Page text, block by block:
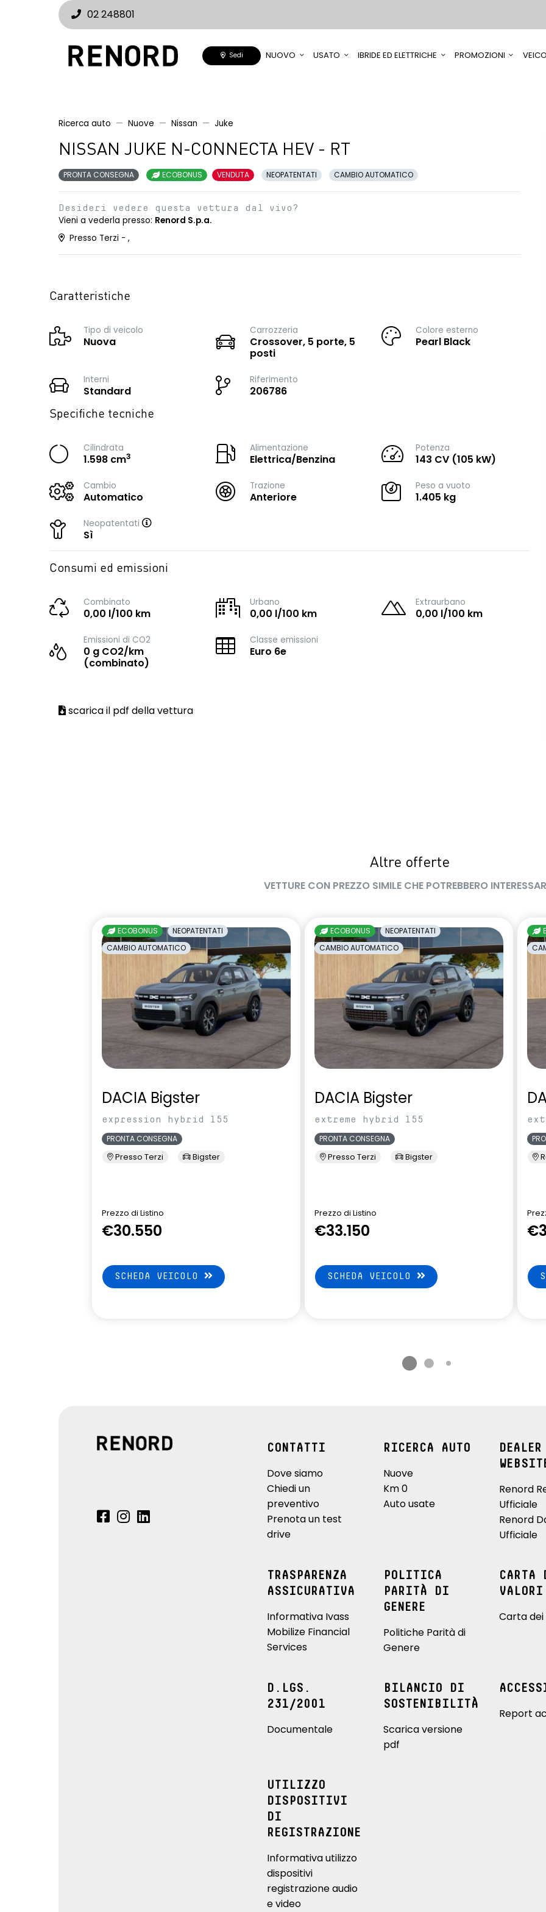
02 248801
Sedi NUOVO USATO IBRIDE ED ELETTRICHE PROMOZIONI
Ricerca auto Nuove Nissan Juke
NISSAN JUKE N-CONNECTA HEV - RT
PRONTA CONSEGNA ECOBONUS VENDUTA NEOPATENTATI CAMBIO AUTOMATICO
Desideri vedere questa vettura dal vivo?
Vieni a vederla presso: Renord S.p.a.
Presso Terzi - ,
Caratteristiche
Tipo di veicolo
Nuova
Carrozzeria
Crossover, 5 porte, 5
posti
Colore esterno
Pearl Black
Interni
Standard
Riferimento
206786
Specifiche tecniche
Cilindrata
1.598 cm3
Alimentazione
Elettrica/Benzina
Potenza
143 CV (105 kW)
Cambio
Automatico
Trazione
Anteriore
Peso a vuoto
1.405 kg
Neopatentati
Sì
Consumi ed emissioni
Combinato
0,00 l/100 km
Urbano
0,00 l/100 km
Extraurbano
0,00 l/100 km
Emissioni di CO2
0 g CO2/km
(combinato)
Classe emissioni
Euro 6e
scarica il pdf della vettura
Altre offerte
VETTURE CON PREZZO SIMILE CHE POTREBBERO
ECOBONUS
NEOPATENTATI
CAMBIO AUTOMATICO
DACIA Bigster
expression hybrid 155
PRONTA CONSEGNA
Presso Terzi Bigster
Prezzo di Listino
€30.550
SCHEDA VEICOLO
ECOBONUS
NEOPATENTATI
CAMBIO AUTOMATICO
DACIA Bigster
extreme hybrid 155
PRONTA CONSEGNA
Presso Terzi Bigster
Prezzo di Listino
€33.150
SCHEDA VEICOLO
CONTATTI
Dove siamo
Chiedi un
preventivo
Prenota un test
drive
RICERCA AUTO
Nuove
Km 0
Auto usate
DEALER
Renord
Ufficiale
Renord
Ufficiale
TRASPARENZA
ASSICURATIVA
Informativa Ivass
Mobilize Financial
Services
POLITICA
PARITÀ DI
GENERE
Politiche Parità di
Genere
CARTA
VALORI
Carta dei
D.LGS.
231/2001
Documentale
BILANCIO DI
SOSTENIBILITÀ
Scarica versione
pdf
Report
UTILIZZO
DISPOSITIVI
DI
REGISTRAZIONE
Informativa utilizzo
dispositivi
registrazione audio
e video